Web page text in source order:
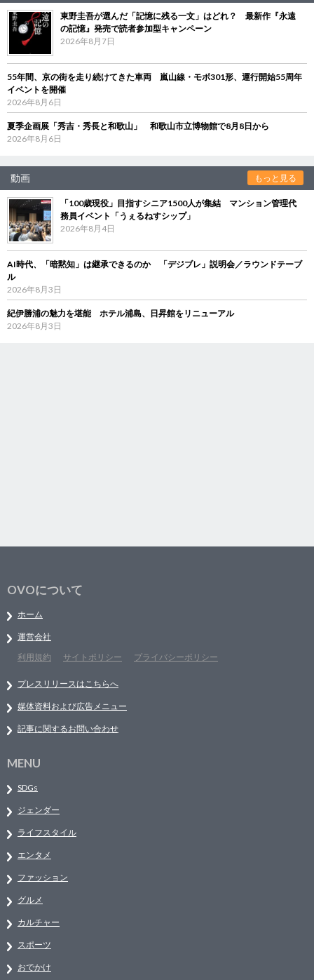
東野圭吾が選んだ「記憶に残る一文」はどれ？ 最新作『永遠
の記憶』発売で読者参加型キャンペーン
2026年8月7日
55年間、京の街を走り続けてきた車両 嵐山線・モボ301形、運行開始55周年
イベントを開催
2026年8月6日
夏季企画展「秀吉・秀長と和歌山」 和歌山市立博物館で8月8日から
2026年8月6日
動画 もっと見る
「100歳現役」目指すシニア1500人が集結 マンション管理代
務員イベント「うぇるねすシップ」
2026年8月4日
AI時代、「暗黙知」は継承できるのか 「デジブレ」説明会／ラウンドテーブ
ル
2026年8月3日
紀伊勝浦の魅力を堪能 ホテル浦島、日昇館をリニューアル
2026年8月3日
OVOについて
ホーム
運営会社
利用規約
サイトポリシー プライバシーポリシー
プレスリリースはこちらへ
媒体資料および広告メニュー
記事に関するお問い合わせ
MENU
SDGs
ジェンダー
ライフスタイル
エンタメ
ファッション
グルメ
カルチャー
スポーツ
おでかけ